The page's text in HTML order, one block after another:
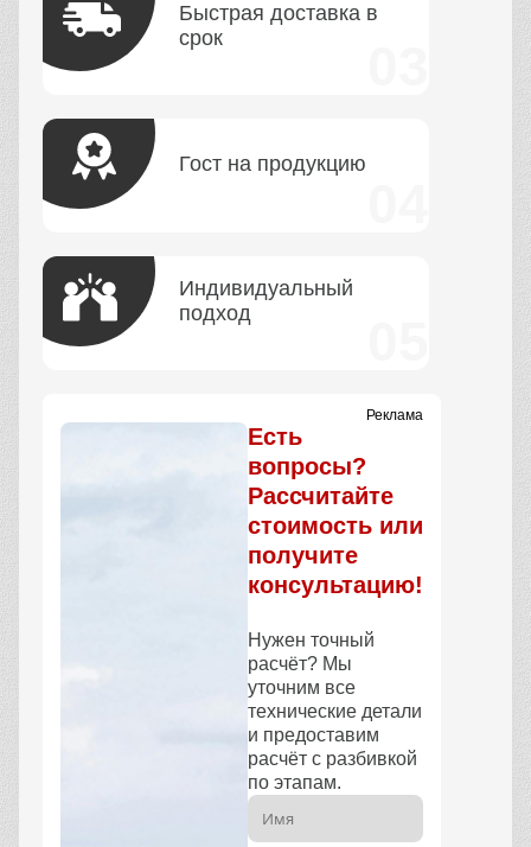
Быстрая доставка в
срок
Гост на продукцию
Индивидуальный
подход
Реклама
Есть
вопросы?
Рассчитайте
стоимость или
получите
консультацию!
Нужен точный
расчёт? Мы
уточним все
технические детали
и предоставим
расчёт с разбивкой
по этапам.